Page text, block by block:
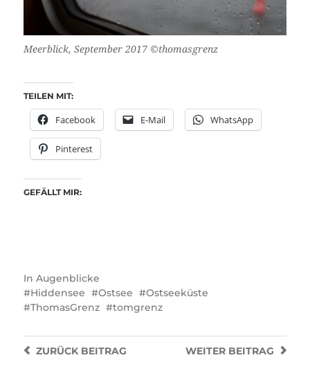
Meerblick, September 2017 ©thomasgrenz
TEILEN MIT:
Facebook E-Mail WhatsApp
Pinterest
GEFÄLLT MIR:
In Augenblicke
Hiddensee
Ostsee
Ostseeküste
ThomasGrenz
tomgrenz
WEITER BEITRAG
ZURÜCKBEITRAG